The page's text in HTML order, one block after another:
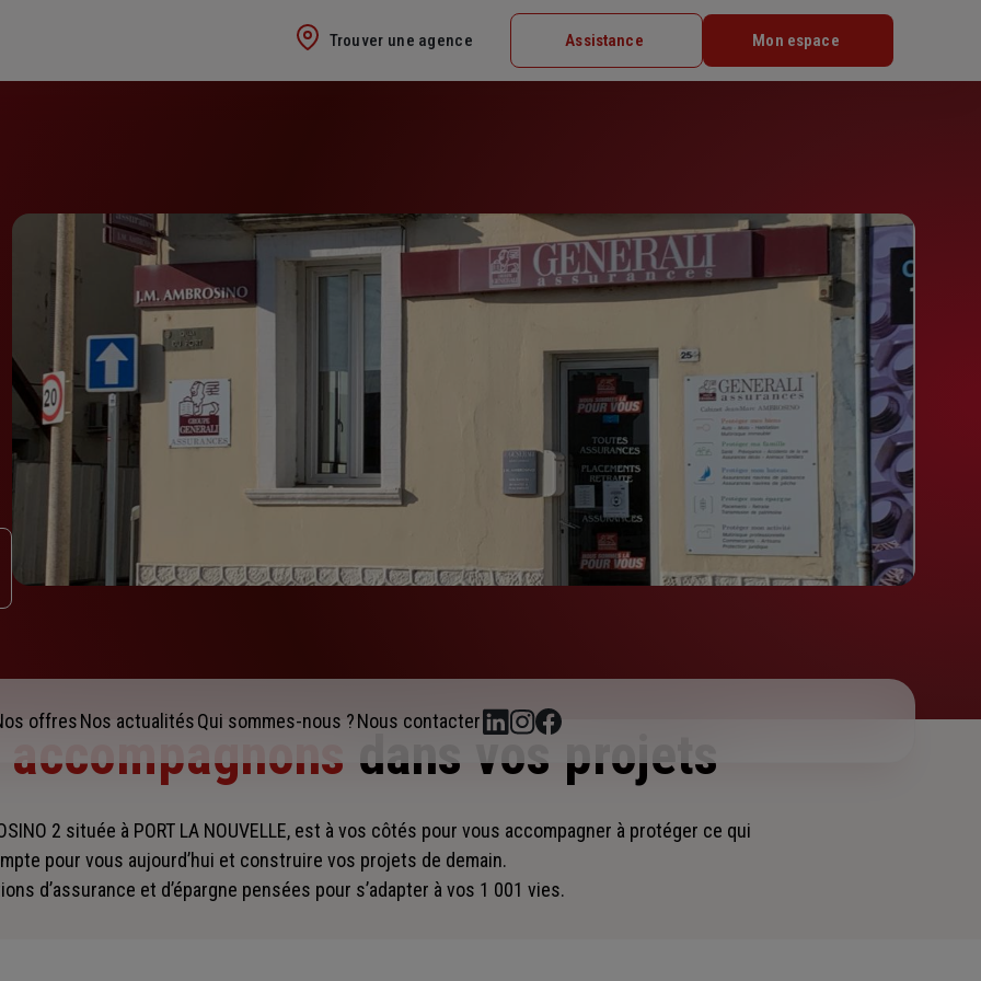
Trouver une agence Assistance Mon espace
offresNos actualitésQui sommes-nous ?Nous contacter
dans vos projets
2 située à PORT LA NOUVELLE, est à vos côtés pour vous accompagner à protéger ce qui
pour vous aujourd’hui et construire vos projets de demain.
d’assurance et d’épargne pensées pour s’adapter à vos 1 001 vies.